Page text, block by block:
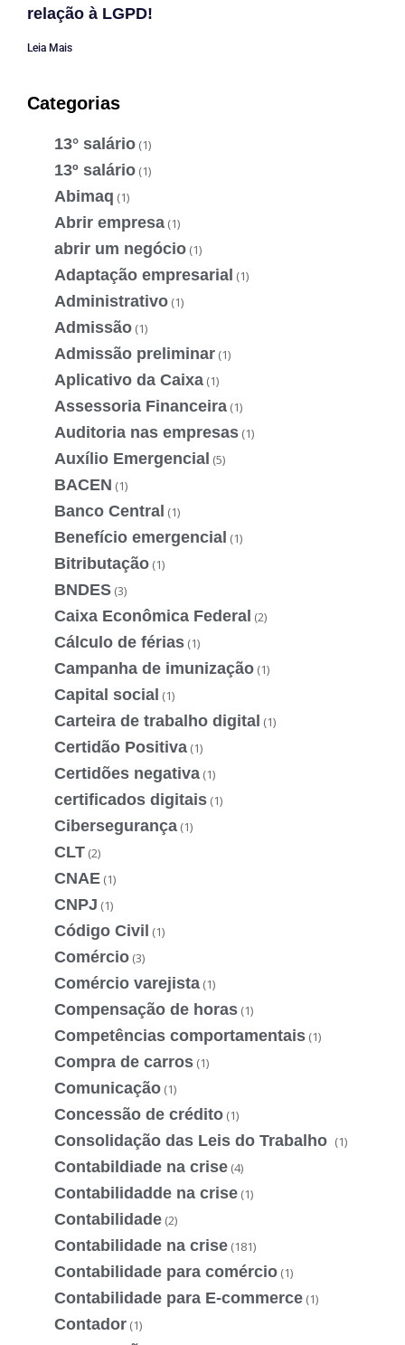
relação à LGPD!
Leia Mais
Categorias
13° salário (1)
13º salário (1)
Abimaq (1)
Abrir empresa (1)
abrir um negócio (1)
Adaptação empresarial (1)
Administrativo (1)
Admissão (1)
Admissão preliminar (1)
Aplicativo da Caixa (1)
Assessoria Financeira (1)
Auditoria nas empresas (1)
Auxílio Emergencial (5)
BACEN (1)
Banco Central (1)
Benefício emergencial (1)
Bitributação (1)
BNDES (3)
Caixa Econômica Federal (2)
Cálculo de férias (1)
Campanha de imunização (1)
Capital social (1)
Carteira de trabalho digital (1)
Certidão Positiva (1)
Certidões negativa (1)
certificados digitais (1)
Cibersegurança (1)
CLT (2)
CNAE (1)
CNPJ (1)
Código Civil (1)
Comércio (3)
Comércio varejista (1)
Compensação de horas (1)
Competências comportamentais (1)
Compra de carros (1)
Comunicação (1)
Concessão de crédito (1)
Consolidação das Leis do Trabalho (1)
Contabildiade na crise (4)
Contabilidadde na crise (1)
Contabilidade (2)
Contabilidade na crise (181)
Contabilidade para comércio (1)
Contabilidade para E-commerce (1)
Contador (1)